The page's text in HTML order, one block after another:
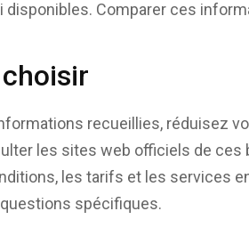
Comparer ces
recueillies, réduisez
les sites web officiels de
les tarifs et les services
spécifiques.